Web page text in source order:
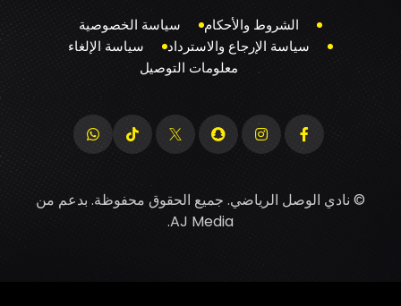
الشروط والأحكام
سياسة الخصوصية
سياسة الإرجاع والاسترداد
سياسة الإلغاء
معلومات التوصيل
© نادي الوصل الرياضي. جميع الحقوق محفوظة. بدعم من
AJ Media
.